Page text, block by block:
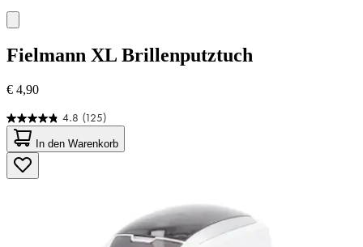
Fielmann XL Brillenputztuch
€ 4,90
4.8 (125)
4.8
von
5
Sternen.
125
In den Warenkorb